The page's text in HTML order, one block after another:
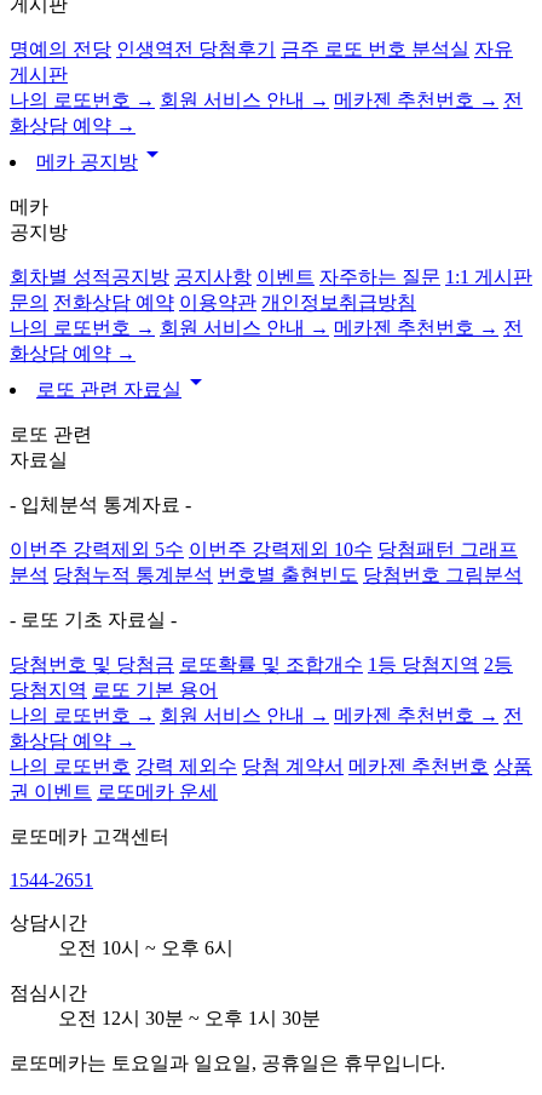
명예의 전당 인생역전 당첨후기 금주 로또 번호 분석실 자유
게시판
나의 로또번호 → 회원 서비스 안내 → 메카젠 추천번호 → 전
화상담 예약 →
메카 공지방 arrow_drop_down
메카
공지방
회차별 성적공지방 공지사항 이벤트 자주하는 질문 1:1 게시판
문의 전화상담 예약 이용약관 개인정보취급방침
나의 로또번호 → 회원 서비스 안내 → 메카젠 추천번호 → 전
화상담 예약 →
로또 관련 자료실 arrow_drop_down
로또 관련
자료실
- 입체분석 통계자료 -
이번주 강력제외 5수 이번주 강력제외 10수 당첨패턴 그래프
분석 당첨누적 통계분석 번호별 출현빈도 당첨번호 그림분석
- 로또 기초 자료실 -
당첨번호 및 당첨금 로또확률 및 조합개수 1등 당첨지역 2등
당첨지역 로또 기본 용어
나의 로또번호 → 회원 서비스 안내 → 메카젠 추천번호 → 전
화상담 예약 →
나의 로또번호 강력 제외수 당첨 계약서 메카젠 추천번호 상품
권 이벤트 로또메카 운세
로또메카 고객센터
1544-2651
상담시간
오전 10시 ~ 오후 6시
점심시간
오전 12시 30분 ~ 오후 1시 30분
로또메카는 토요일과 일요일, 공휴일은 휴무입니다.